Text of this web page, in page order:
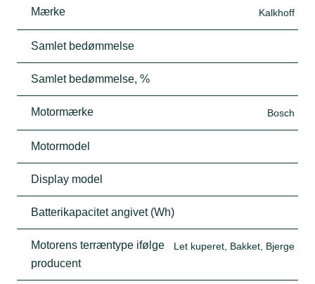
Mærke Kalkhoff
Samlet bedømmelse
Samlet bedømmelse, %
Motormærke Bosch
Motormodel
Display model
Batterikapacitet angivet (Wh)
Motorens terræntype ifølge
producent
Let kuperet, Bakket, Bjerge